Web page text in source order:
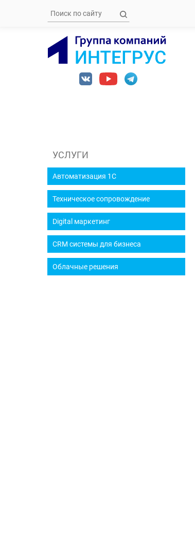
УСЛУГИ
Автоматизация 1С
Техническое сопровождение
Digital маркетинг
CRM системы для бизнеса
Облачные решения